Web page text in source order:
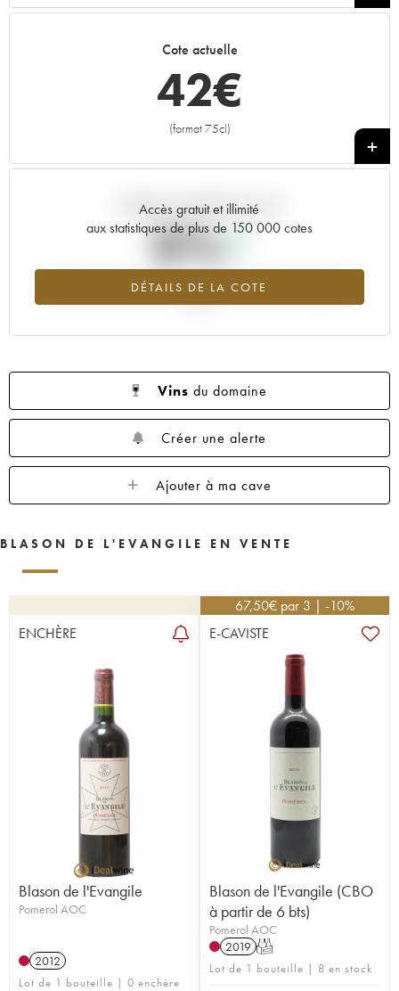
2000
1993
Cote actuelle
42€
(format 75cl)
+
Accès gratuit et illimité
aux statistiques de plus de 150 000 cotes
DÉTAILS DE LA COTE
Tendance actuelle de la cote
0%
Tendance à la hausse du millésime 2019 en 2026 par rapport à
Vins du domaine
Créer une alerte
Ajouter à ma cave
BLASON DE L'EVANGILE EN VENTE
ENCHÈRE
Blason de l'Evangile
Pomerol AOC
2012
Lot de 1 bouteille | 0 enchère
67,50€ par 3 | -10%
E-CAVISTE
Blason de l'Evangile (CBO
à partir de 6 bts)
Pomerol AOC
2019 T
Lot de 1 bouteille | 8 en stock